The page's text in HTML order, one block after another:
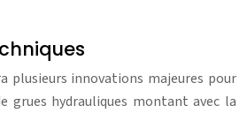
plusieurs innovations majeures pour
grues hydrauliques montant avec la